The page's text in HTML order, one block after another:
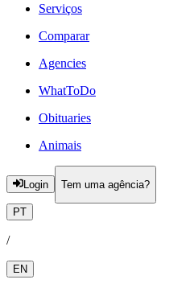
Serviços
Comparar
Agencies
WhatToDo
Obituaries
Animais
Login Tem uma agência?
PT
/
EN